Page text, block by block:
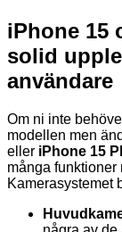
iPhone 15
solid
användare
Om ni inte
modellen men
eller iPhone 15
många funktioner
Kamerasystemet